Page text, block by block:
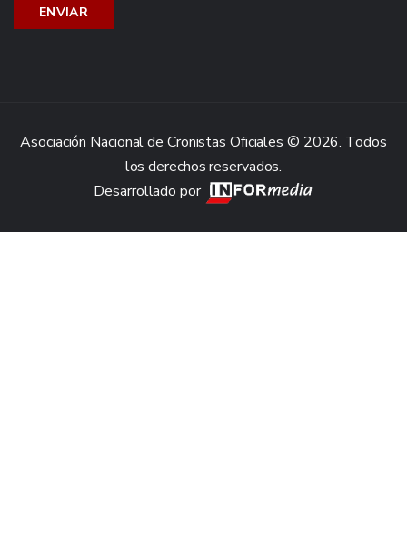
Asociación Nacional de Cronistas Oficiales © 2026. Todos
los derechos reservados.
Desarrollado por